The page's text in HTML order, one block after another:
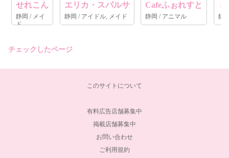
せれこん
静岡 / メイ
ド
エリカ・スパルサ
静岡 / アイドル, メイド
Cafeふぉれすと
静岡 / アニマル
チェックしたページ
このサイトについて
有料広告店舗募集中
掲載店舗募集中
お問い合わせ
ご利用規約